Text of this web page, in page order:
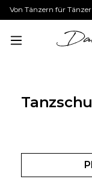
springen